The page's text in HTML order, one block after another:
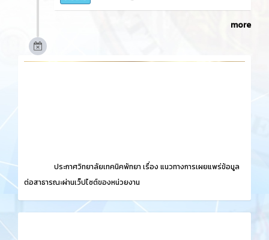
more
ประกาศวิทยาลัยเทคนิคพัทยา เรื่อง แนวทางการเผยแพร่ข้อมูล
ต่อสาธารณะผ่านเว็ปไซต์ของหน่วยงาน